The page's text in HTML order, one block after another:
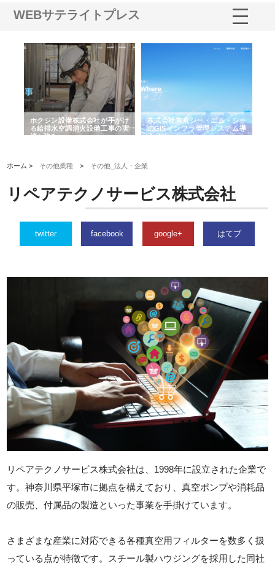
WEBサテライトプレス
ホクシン設備株式会社が手がけ
る給排水空調消火設備工事の実
績と強み
株式会社東京シー・エム・シー
のGISインフラ管理システム導
入メリット
ホーム > その他業種 > その他_法人・企業
リペアテクノサービス株式会社
twitter facebook google+ はてブ
リペアテクノサービス株式会社は、1998年に設立された企業で
す。神奈川県平塚市に拠点を構えており、真空ポンプや消耗品
の販売、付属品の製造といった事業を手掛けています。
さまざまな産業に対応できる各種真空用フィルターを数多く扱
っている点が特徴です。スチール製ハウジングを採用した同社